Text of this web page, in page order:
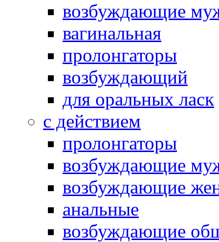
возбуждающие
вагинальная
пролонгаторы
возбуждающий
для оральных ласк
с действием
пролонгаторы
возбуждающие
возбуждающие
анальные
возбуждающие